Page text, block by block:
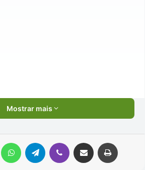
Mostrar mais
Linkedin WhatsAppTelegram Viber Compartilhar via e-mail